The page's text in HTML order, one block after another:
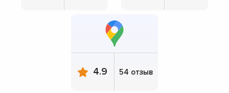
4.9 54 отзыв